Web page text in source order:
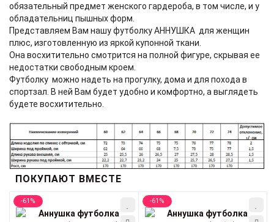
обязательный предмет женского гардероба, в том числе, и у
обладательниц пышных форм.
Представляем Вам нашу футболку АННУШКА для женщин
плюс, изготовленную из яркой купонной ткани.
Она восхитительно смотрится на полной фигуре, скрывая ее
недостатки свободным кроем.
Футболку можно надеть на прогулку, дома и для похода в
спортзал. В ней Вам будет удобно и комфортно, а выглядеть
будете восхитительно.
ПОКУПАЮТ ВМЕСТЕ
-61% -61%